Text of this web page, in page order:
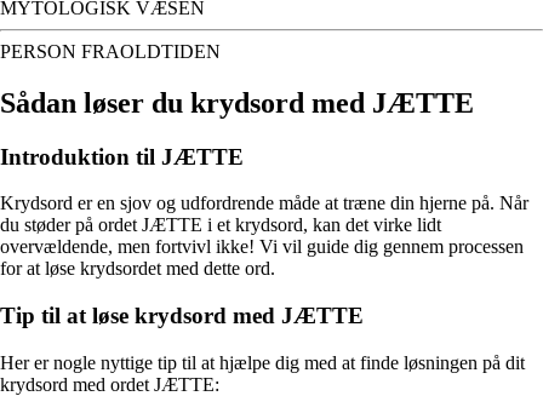
MYTOLOGISK VÆSEN
PERSON FRAOLDTIDEN
Sådan løser du krydsord med JÆTTE
Introduktion til JÆTTE
Krydsord er en sjov og udfordrende måde at træne din hjerne på. Når
du støder på ordet JÆTTE i et krydsord, kan det virke lidt
overvældende, men fortvivl ikke! Vi vil guide dig gennem processen
for at løse krydsordet med dette ord.
Tip til at løse krydsord med JÆTTE
Her er nogle nyttige tip til at hjælpe dig med at finde løsningen på dit
krydsord med ordet JÆTTE: